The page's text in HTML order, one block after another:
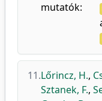
mutatók:
11.Lőrincz, H.,
Sztanek, F.,